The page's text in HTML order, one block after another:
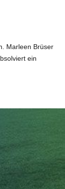
Marleen Brüser
ein